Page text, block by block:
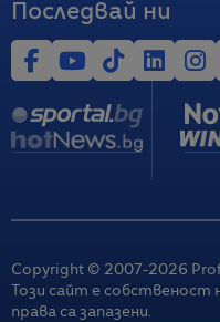
Последвай ни
Copyright © 2007-2026
Този сайт е собственост
права са запазени.